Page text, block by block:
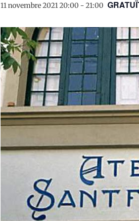
11 novembre 2021 20:00 - 21:00